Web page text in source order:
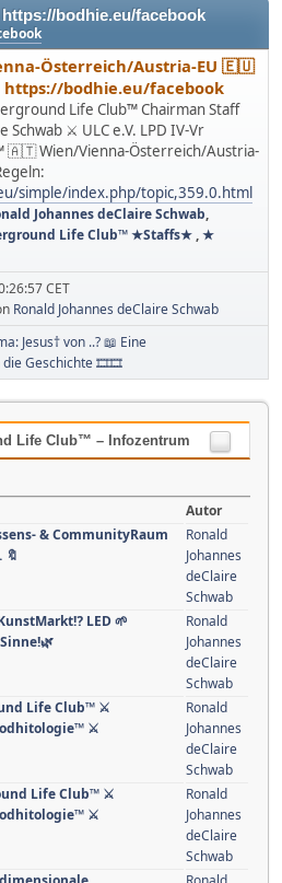
bodhie.eu/facebook
Österreich/Austria-EU 🇪🇺
https://bodhie.eu/facebook
Life Club™ Chairman Staff
Schwab ⚔ ULC e.V. LPD IV-Vr
🇦🇹 Wien/Vienna-Österreich/Austria-
simple/index.php/topic,359.0.html
Johannes deClaire Schwab,
Life Club™ ★Staffs★,★
CET
Ronald Johannes deClaire Schwab
Jesus† von ..? 📖 Eine
die Geschichte 🎞️🎞️
Life Club™ – Infozentrum
Autor
& CommunityRaum
Ronald
Johannes
deClaire
Schwab
LED 🌱
Ronald
Johannes
deClaire
Schwab
Life Club™ ⚔
⚔
Ronald
Johannes
deClaire
Schwab
Life Club™ ⚔
⚔
Ronald
Johannes
deClaire
Schwab